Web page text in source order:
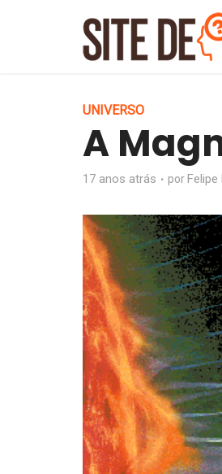
UNIVERSO
A
17 anos atrás porFelipe